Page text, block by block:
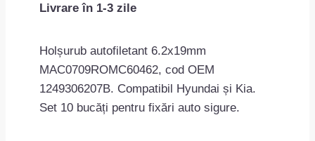
plat
MAC0709ROMC60462
Livrare în 1-3 zile
Holșurub autofiletant 6.2x19mm
MAC0709ROMC60462, cod OEM
1249306207B. Compatibil Hyundai și Kia.
Set 10 bucăți pentru fixări auto sigure.